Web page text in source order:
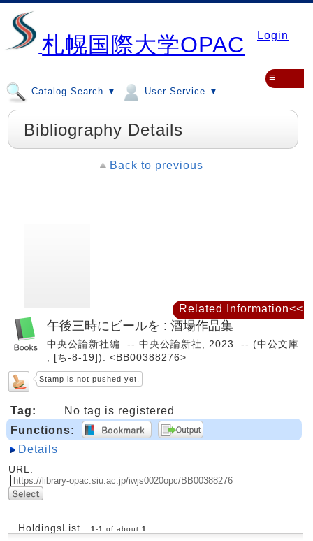
札幌国際大学OPAC Login
Catalog Search ▼ User Service ▼
≡
Bibliography Details
Back to previous
午後三時にビールを : 酒場作品集
中央公論新社編. -- 中央公論新社, 2023. -- (中公文庫
; [ち-8-19]). <BB00388276>
Stamp is not pushed yet.
Tag:
No tag is registered
Functions:
Details
URL:
HoldingsList 1 -1 of about 1
Related Information<<